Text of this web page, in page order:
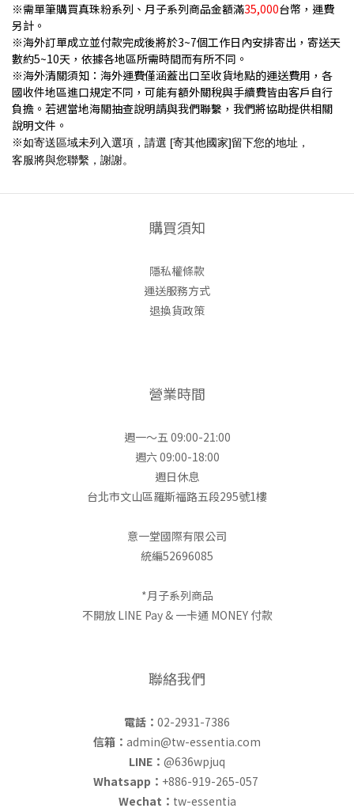
※需單筆購買真珠粉系列、月子系列商品金額滿35,000台幣，運費
另計。
※海外訂單成立並付款完成後將於3~7個工作日內安排寄出，寄送天
數約5~10天，依據各地區所需時間而有所不同。
※海外清關須知：海外運費僅涵蓋出口至收貨地點的運送費用，各
國收件地區進口規定不同，可能有額外關稅與手續費皆由客戶自行
負擔。若遇當地海關抽查說明請與我們聯繫，我們將協助提供相關
說明文件。
※如寄送區域未列入選項，請選 [寄其他國家]留下您的地址，
客服將與您聯繫，謝謝。
購買須知
隱私權條款
運送服務方式
退換貨政策
營業時間
週一～五 09:00-21:00
週六 09:00-18:00
週日休息
台北市文山區羅斯福路五段295號1樓
意一堂國際有限公司
統編52696085
*月子系列商品
不開放 LINE Pay & 一卡通 MONEY 付款
聯絡我們
電話： 02-2931-7386
信箱： admin@tw-essentia.com
LINE： @636wpjuq
Whatsapp： +886-919-265-057
Wechat： tw-essentia